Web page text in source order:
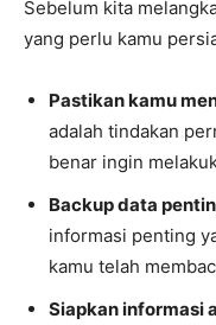
Sebelum kita
yang perlu kamu
Pastikan kamu
adalah tindakan
benar ingin
Backup data
informasi penting
kamu telah
Siapkan informasi